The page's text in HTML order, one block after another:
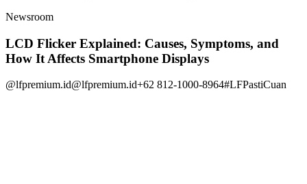
Newsroom
LCD Flicker Explained: Causes, Symptoms, and
How It Affects Smartphone Displays
@lfpremium.id@lfpremium.id+62 812-1000-8964#LFPastiCuan